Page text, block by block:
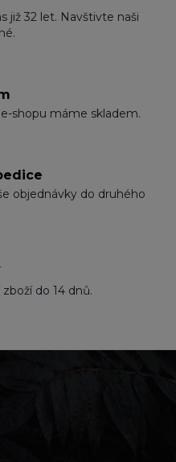
již 32 let. Navštivte naši
shopu máme skladem.
objednávky do druhého
do 14 dnů.